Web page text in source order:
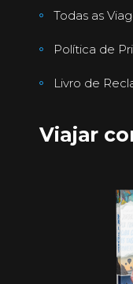
Todas as
Política de
Livro de
Viajar